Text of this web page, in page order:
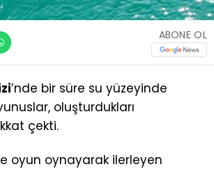
ABONE OL
’nde bir süre su yüzeyinde
oluşturdukları
çekti.
oyun oynayarak ilerleyen